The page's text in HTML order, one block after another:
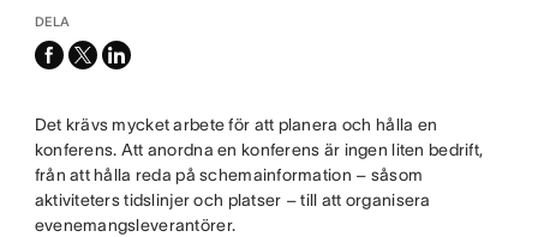
DELA
facebook
x-
linkedin
Det krävs mycket arbete för att planera och hålla en
konferens. Att anordna en konferens är ingen liten bedrift,
från att hålla reda på schemainformation – såsom
aktiviteters tidslinjer och platser – till att organisera
evenemangsleverantörer.